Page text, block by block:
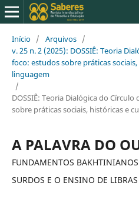
Início / Arquivos /
v. 25 n. 2 (2025): DOSSIÊ: Teoria
foco: estudos sobre práticas
linguagem
/
DOSSIÊ: Teoria Dialógica do
sobre práticas sociais, históricas e
A PALAVRA DO
FUNDAMENTOS
SURDOS E O ENSINO DE LIBRAS